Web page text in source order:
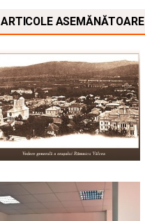
ARTICOLE ASEMĂNĂTOARE